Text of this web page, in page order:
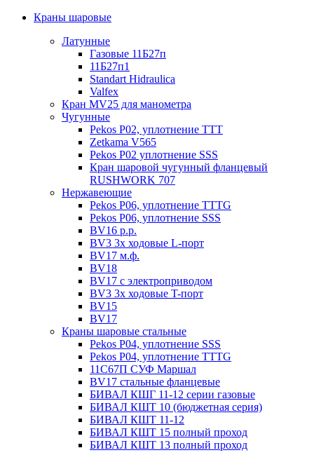
Краны шаровые
Латунные
Газовые 11Б27п
11Б27п1
Standart Hidraulica
Valfex
Кран MV25 для манометра
Чугунные
Pekos P02, уплотнение ТТТ
Zetkama V565
Pekos P02 уплотнение SSS
Кран шаровой чугунный фланцевый
RUSHWORK 707
Нержавеющие
Pekos P06, уплотнение ТТТG
Pekos P06, уплотнение SSS
BV16 р.р.
BV3 3х ходовые L-порт
BV17 м.ф.
BV18
BV17 с электроприводом
BV3 3х ходовые T-порт
BV15
BV17
Краны шаровые стальные
Pekos P04, уплотнение SSS
Pekos P04, уплотнение ТТТG
11С67П СУФ Маршал
BV17 стальные фланцевые
БИВАЛ КШГ 11-12 серии газовые
БИВАЛ КШТ 10 (бюджетная серия)
БИВАЛ КШТ 11-12
БИВАЛ КШТ 15 полный проход
БИВАЛ КШТ 13 полный проход